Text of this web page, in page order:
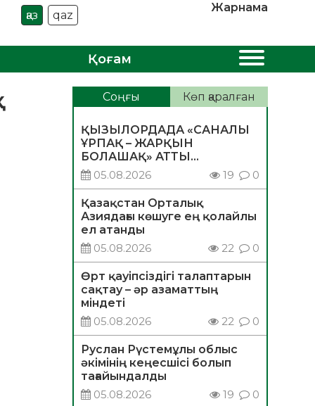
қаз qaz
Жарнама
Қоғам
Соңғы Көп қаралған
ҚЫЗЫЛОРДАДА «САНАЛЫ
ҰРПАҚ – ЖАРҚЫН
БОЛАШАҚ» АТТЫ
КЕҢЕЙТІЛГЕН МӘЖІЛІС
ӨТТІ
05.08.2026 19 0
Қазақстан Орталық
Азиядағы көшуге ең қолайлы
ел атанды
05.08.2026
22 0
Өрт қауіпсіздігі талаптарын
сақтау – әр азаматтың
міндеті
05.08.2026
22 0
Руслан Рүстемұлы облыс
әкімінің кеңесшісі болып
тағайындалды
05.08.2026
19 0